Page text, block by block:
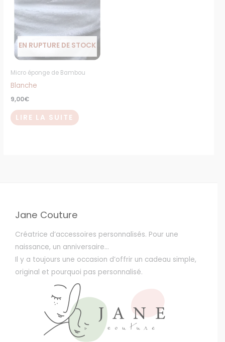
EN RUPTURE DE STOCK
Micro éponge de Bambou
Blanche
9,00€
LIRE LA SUITE
Jane Couture
Créatrice d’accessoires personnalisés. Pour une
naissance, un anniversaire…
Il y a toujours une occasion d’offrir un cadeau simple,
original et pourquoi pas personnalisé.